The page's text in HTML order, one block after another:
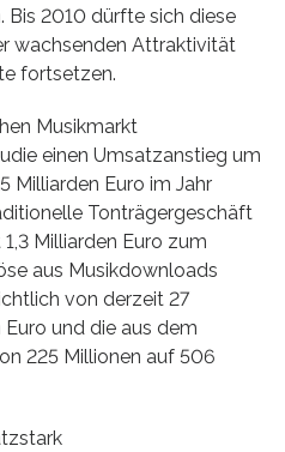
Bis 2010 dürfte sich diese
wachsenden Attraktivität
fortsetzen.
Musikmarkt
einen Umsatzanstieg um
Milliarden Euro im Jahr
Tonträgergeschäft
Milliarden Euro zum
aus Musikdownloads
von derzeit 27
und die aus dem
225 Millionen auf 506